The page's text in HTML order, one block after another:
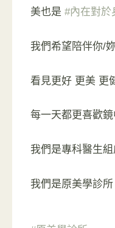
美也是 #內在對於
我們希望陪伴你/
看見更好 更美 更
每一天都更喜歡
我們是專科醫生
我們是原美學診所